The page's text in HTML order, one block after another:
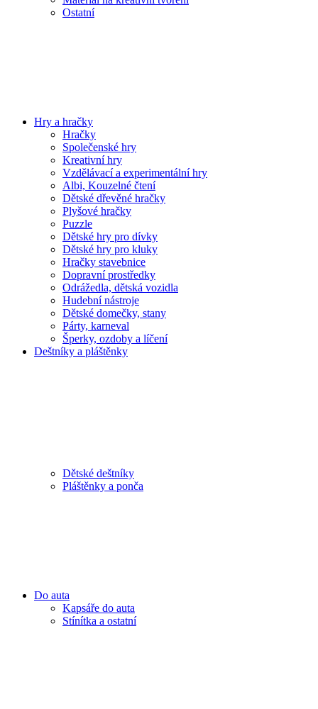
Ostatní
Hry a hračky
Hračky
Společenské hry
Kreativní hry
Vzdělávací a experimentální hry
Albi, Kouzelné čtení
Dětské dřevěné hračky
Plyšové hračky
Puzzle
Dětské hry pro dívky
Dětské hry pro kluky
Hračky stavebnice
Dopravní prostředky
Odrážedla, dětská vozidla
Hudební nástroje
Dětské domečky, stany
Párty, karneval
Šperky, ozdoby a líčení
Deštníky a pláštěnky
Dětské deštníky
Pláštěnky a ponča
Do auta
Kapsáře do auta
Stínítka a ostatní